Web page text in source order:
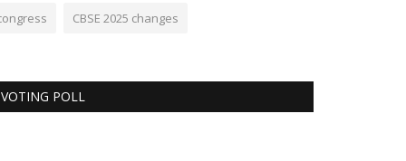
CBSE 2025 changes
VOTING POLL